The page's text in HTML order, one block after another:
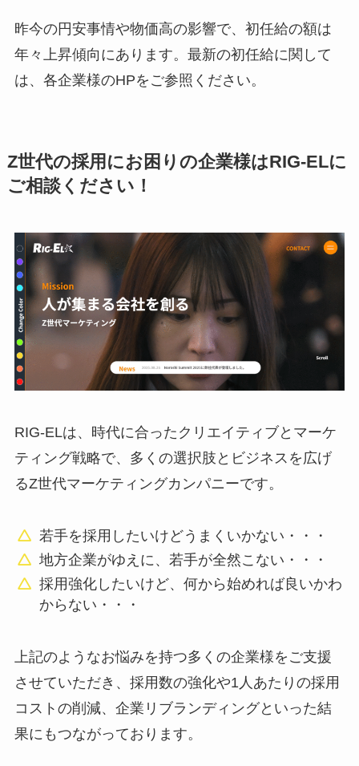
昨今の円安事情や物価高の影響で、初任給の額は
年々上昇傾向にあります。最新の初任給に関して
は、各企業様のHPをご参照ください。
Z世代の採用にお困りの企業様はRIG-ELに
ご相談ください！
RIG-ELは、時代に合ったクリエイティブとマーケ
ティング戦略で、多くの選択肢とビジネスを広げ
るZ世代マーケティングカンパニーです。
若手を採用したいけどうまくいかない・・・
地方企業がゆえに、若手が全然こない・・・
採用強化したいけど、何から始めれば良いかわ
からない・・・
上記のようなお悩みを持つ多くの企業様をご支援
させていただき、採用数の強化や1人あたりの採用
コストの削減、企業リブランディングといった結
果にもつながっております。